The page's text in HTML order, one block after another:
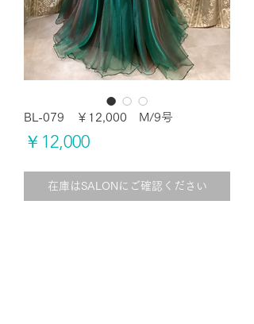
BL-079 ￥12,000 M/9号
￥12,000価
在庫はSALONにご確認ください